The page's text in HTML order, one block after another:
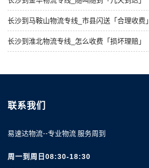
长沙到马鞍山物流专线_市县闪送「合理收费」
长沙到淮北物流专线_怎么收费「损坏理赔」
联系我们
易速达物流--专业物流 服务周到
周一到周日08:30-18:30